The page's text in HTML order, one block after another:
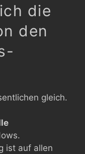
die
den
gleich.
ist auf allen